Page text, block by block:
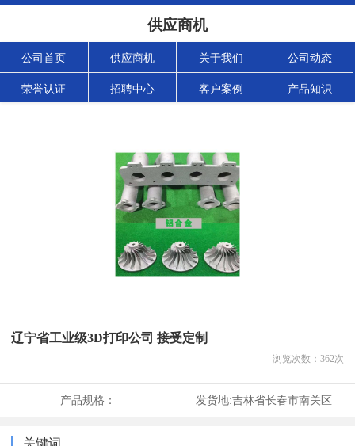
供应商机
公司首页 供应商机 关于我们 公司动态
荣誉认证 招聘中心 客户案例 产品知识
辽宁省工业级3D打印公司 接受定制
浏览次数： 362次
产品规格： 发货地:吉林省长春市南关区
关键词